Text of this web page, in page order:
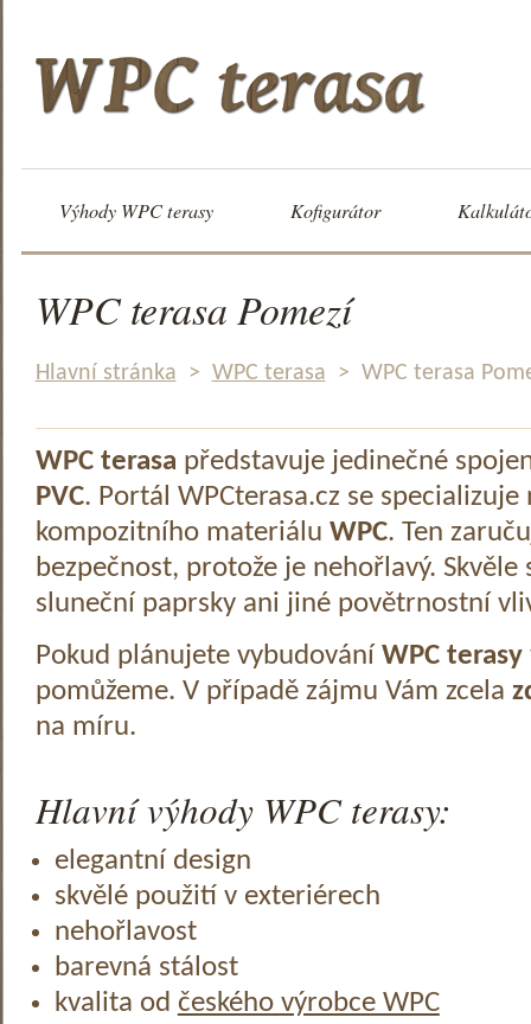
Výhody WPC terasy Kofigurátor
WPC terasa Pomezí
Hlavní stránka > WPC terasa > WPC terasa
WPC terasa představuje jedinečné
PVC. Portál WPCterasa.cz se specializuje
kompozitního materiálu WPC. Ten
bezpečnost, protože je nehořlavý.
sluneční paprsky ani jiné povětrnostní
Pokud plánujete vybudování WPC terasy
pomůžeme. V případě zájmu Vám zcela
na míru.
Hlavní výhody WPC terasy:
elegantní design
skvělé použití v exteriérech
nehořlavost
barevná stálost
kvalita od českého výrobce WPC